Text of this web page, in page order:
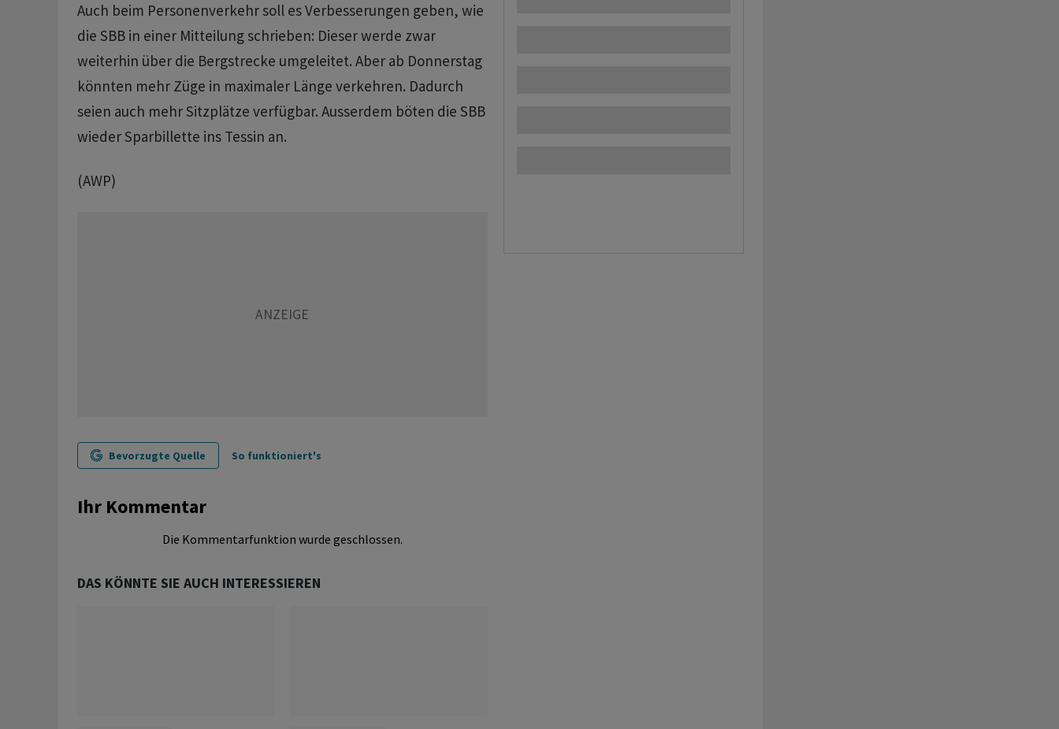
Auch beim Personenverkehr soll es Verbesserungen geben, wie
die SBB in einer Mitteilung schrieben: Dieser werde zwar
weiterhin über die Bergstrecke umgeleitet. Aber ab Donnerstag
könnten mehr Züge in maximaler Länge verkehren. Dadurch
seien auch mehr Sitzplätze verfügbar. Ausserdem böten die SBB
wieder Sparbillette ins Tessin an.
(AWP)
Bevorzugte Quelle So funktioniert's
Ihr Kommentar
Die Kommentarfunktion wurde geschlossen.
DAS KÖNNTE SIE AUCH INTERESSIEREN